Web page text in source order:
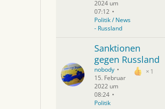
2024 um
07:12
Politik / News
- Russland
Sanktionen
gegen Russland
1
nobody
15. Februar
2022 um
08:24
Politik